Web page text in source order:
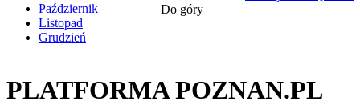
Październik
Listopad
Grudzień
Do góry
PLATFORMA POZNAN.PL